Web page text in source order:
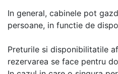
In general, cabinele pot
persoane, in functie de
Preturile si disponibilitatile
rezervarea se face pentru